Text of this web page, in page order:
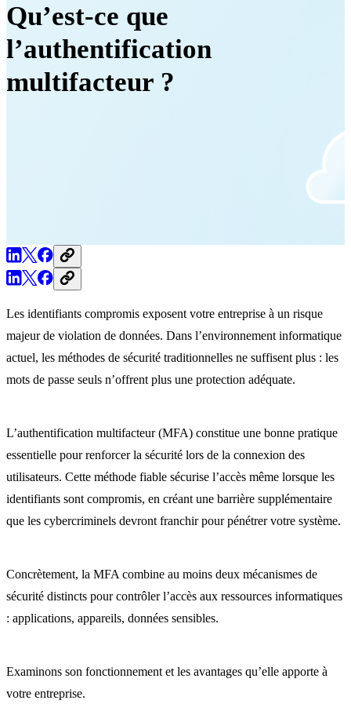
Qu’est-ce que
l’authentification
multifacteur ?
Les identifiants compromis exposent votre entreprise à un risque
majeur de violation de données. Dans l’environnement informatique
actuel, les méthodes de sécurité traditionnelles ne suffisent plus : les
mots de passe seuls n’offrent plus une protection adéquate.
L’authentification multifacteur (MFA) constitue une bonne pratique
essentielle pour renforcer la sécurité lors de la connexion des
utilisateurs. Cette méthode fiable sécurise l’accès même lorsque les
identifiants sont compromis, en créant une barrière supplémentaire
que les cybercriminels devront franchir pour pénétrer votre système.
Concrètement, la MFA combine au moins deux mécanismes de
sécurité distincts pour contrôler l’accès aux ressources informatiques
: applications, appareils, données sensibles.
Examinons son fonctionnement et les avantages qu’elle apporte à
votre entreprise.